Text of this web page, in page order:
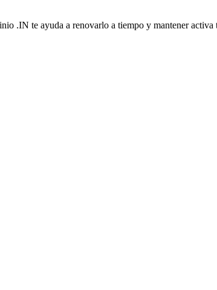
.IN te ayuda a renovarlo a tiempo y mantener activa